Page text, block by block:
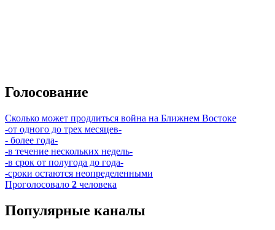
Голосование
Сколько может продлиться война на Ближнем Востоке
-от одного до трех месяцев-
- более года-
-в течение нескольких недель-
-в срок от полугода до года-
-сроки остаются неопределенными
Проголосовало 2 человека
Популярные каналы